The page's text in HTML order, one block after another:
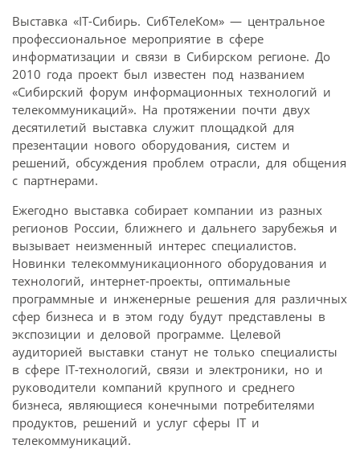
Выставка «IT-Сибирь. СибТелеКом» — центральное
профессиональное мероприятие в сфере
информатизации и связи в Сибирском регионе. До
2010 года проект был известен под названием
«Сибирский форум информационных технологий и
телекоммуникаций». На протяжении почти двух
десятилетий выставка служит площадкой для
презентации нового оборудования, систем и
решений, обсуждения проблем отрасли, для общения
с партнерами.
Ежегодно выставка собирает компании из разных
регионов России, ближнего и дальнего зарубежья и
вызывает неизменный интерес специалистов.
Новинки телекоммуникационного оборудования и
технологий, интернет-проекты, оптимальные
программные и инженерные решения для различных
сфер бизнеса и в этом году будут представлены в
экспозиции и деловой программе. Целевой
аудиторией выставки станут не только специалисты
в сфере IT-технологий, связи и электроники, но и
руководители компаний крупного и среднего
бизнеса, являющиеся конечными потребителями
продуктов, решений и услуг сферы IT и
телекоммуникаций.